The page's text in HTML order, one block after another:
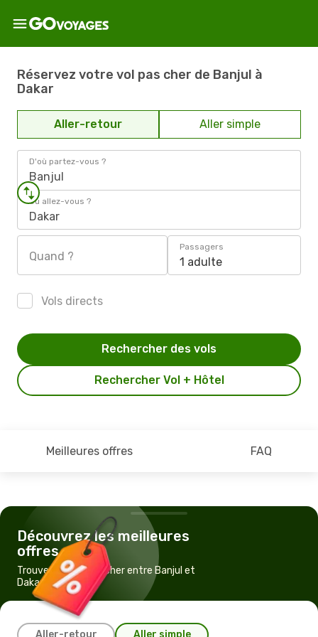
Réservez votre vol pas cher de Banjul à
Dakar
Aller-retour Aller simple
D'où partez-vous ?
Banjul
Où allez-vous ?
Dakar
Quand ?
Passagers
1 adulte
Vols directs
Rechercher Vol + Hôtel
Rechercher des vols
Meilleures offres FAQ
Découvrez les meilleures
offres
Trouvez un vol pas cher entre Banjul et
Dakar
Aller-retour Aller simple